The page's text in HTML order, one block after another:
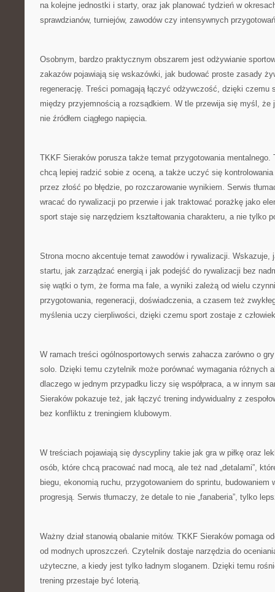
na kolejne jednostki i starty, oraz jak planować tydzień w
sprawdzianów, turniejów, zawodów czy intensywnych
Osobnym, bardzo praktycznym obszarem jest odżywianie
zakazów pojawiają się wskazówki, jak budować proste zasady
regenerację. Treści pomagają łączyć odżywczość, dzięki czemu
między przyjemnością a rozsądkiem. W tle przewija się myśl, że
nie źródłem ciągłego napięcia.
TKKF Sieraków porusza także temat przygotowania mentalnego.
chcą lepiej radzić sobie z oceną, a także uczyć się
przez złość po błędzie, po rozczarowanie wynikiem. Serwis
wracać do rywalizacji po przerwie i jak traktować porażkę jako
sport staje się narzędziem kształtowania charakteru, a nie tylko
Strona mocno akcentuje temat zawodów i rywalizacji. Wskazuje,
startu, jak zarządzać energią i jak podejść do rywalizacji bez
się wątki o tym, że forma ma fale, a wyniki zależą od wielu
przygotowania, regeneracji, doświadczenia, a czasem też
myślenia uczy cierpliwości, dzięki czemu sport zostaje z
W ramach treści ogólnosportowych serwis zahacza zarówno o
solo. Dzięki temu czytelnik może porównać wymagania różnych
dlaczego w jednym przypadku liczy się współpraca, a w innym
Sieraków pokazuje też, jak łączyć trening indywidualny z
bez konfliktu z treningiem klubowym.
W treściach pojawiają się dyscypliny takie jak gra w piłkę oraz
osób, które chcą pracować nad mocą, ale też nad „detalami”,
biegu, ekonomią ruchu, przygotowaniem do sprintu, budowaniem
progresją. Serwis tłumaczy, że detale to nie „fanaberia”, tylko
Ważny dział stanowią obalanie mitów. TKKF Sieraków pomaga
od modnych uproszczeń. Czytelnik dostaje narzędzia do
użyteczne, a kiedy jest tylko ładnym sloganem. Dzięki temu
trening przestaje być loterią.